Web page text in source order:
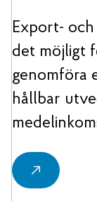
Export-
det möjligt
genomföra
hållbar